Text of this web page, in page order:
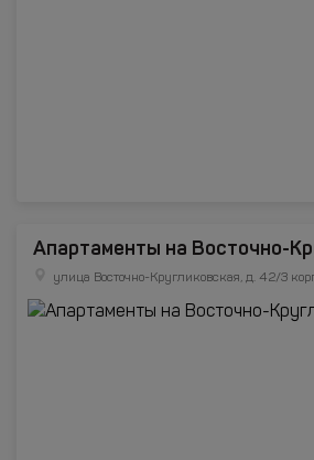
Апартаменты на Восточно-
улица Восточно-Кругликовская, д. 42/3